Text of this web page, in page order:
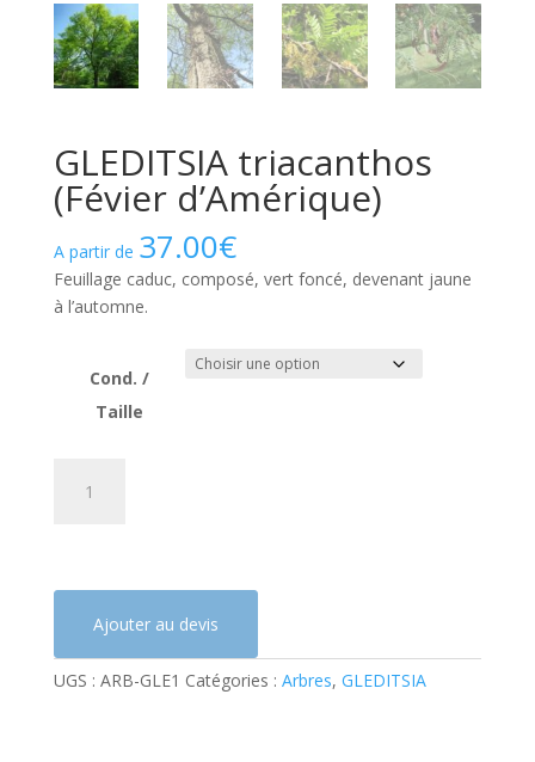
GLEDITSIA triacanthos
(Févier d’Amérique)
A partir de 37.00€
Feuillage caduc, composé, vert foncé, devenant jaune
à l’automne.
Cond. /
Taille
a
t
i
Ajouter au devis
UGS : ARB-GLE1 Catégories : Arbres, GLEDITSIA